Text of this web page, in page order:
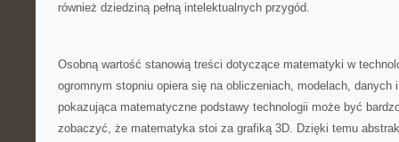
również dziedziną pełną intelektualnych przygód.
Osobną wartość stanowią treści dotyczące matematyki w
ogromnym stopniu opiera się na obliczeniach, modelach, danych
pokazująca matematyczne podstawy technologii może być
zobaczyć, że matematyka stoi za grafiką 3D. Dzięki temu